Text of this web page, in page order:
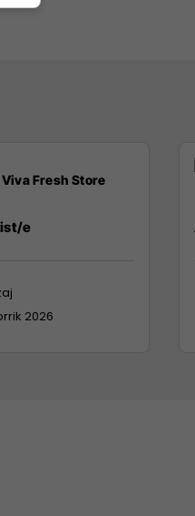
Viva Fresh Store
e
2026